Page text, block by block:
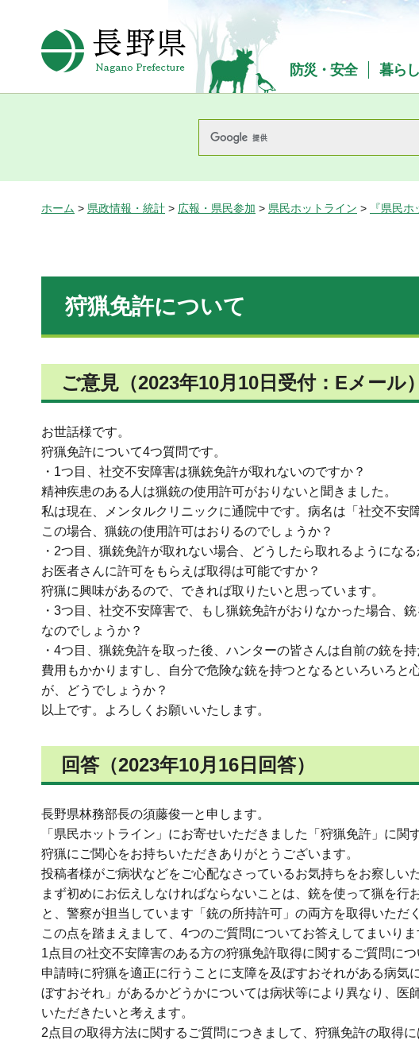
長野県Nagano Prefecture
防災・安全 暮ら
ホーム > 県政情報・統計 > 広報・県民参加 > 県民ホットライン > 『県民
狩猟免許について
ご意見（2023年10月10日受付：Eメール）
お世話様です。
狩猟免許について4つ質問です。
・1つ目、社交不安障害は猟銃免許が取れないのですか？
精神疾患のある人は猟銃の使用許可がおりないと聞きました。
私は現在、メンタルクリニックに通院中です。病名は「社交不安
この場合、猟銃の使用許可はおりるのでしょうか？
・2つ目、猟銃免許が取れない場合、どうしたら取れるようになる
お医者さんに許可をもらえば取得は可能ですか？
狩猟に興味があるので、できれば取りたいと思っています。
・3つ目、社交不安障害で、もし猟銃免許がおりなかった場合、
なのでしょうか？
・4つ目、猟銃免許を取った後、ハンターの皆さんは自前の銃を
費用もかかりますし、自分で危険な銃を持つとなるといろいろ
が、どうでしょうか？
以上です。よろしくお願いいたします。
回答（2023年10月16日回答）
長野県林務部長の須藤俊一と申します。
「県民ホットライン」にお寄せいただきました「狩猟免許」に関
狩猟にご関心をお持ちいただきありがとうございます。
投稿者様がご病状などをご心配なさっているお気持ちをお察しい
まず初めにお伝えしなければならないことは、銃を使って猟を行
と、警察が担当しています「銃の所持許可」の両方を取得いただ
この点を踏まえまして、4つのご質問についてお答えしてまいりま
1点目の社交不安障害のある方の狩猟免許取得に関するご質問に
申請時に狩猟を適正に行うことに支障を及ぼすおそれがある病
ぼすおそれ」があるかどうかについては病状等により異なり、
いただきたいと考えます。
2点目の取得方法に関するご質問につきまして、狩猟免許の取得